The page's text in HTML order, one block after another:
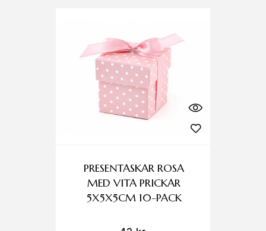
PRESENTASKAR ROSA
MED VITA PRICKAR
5X5X5CM 10-PACK